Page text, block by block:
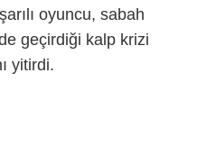
oyuncu, sabah
geçirdiği kalp krizi
yitirdi.